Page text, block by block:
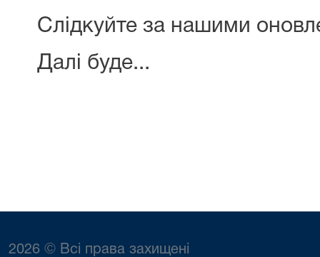
Слідкуйте за нашими
Далі буде...
2026 © Всі права захищені